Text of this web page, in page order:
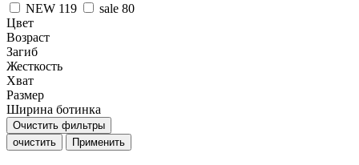
NEW 119 sale 80
Цвет
Возраст
Загиб
Жесткость
Хват
Размер
Ширина ботинка
Очистить фильтры
очистить
Применить